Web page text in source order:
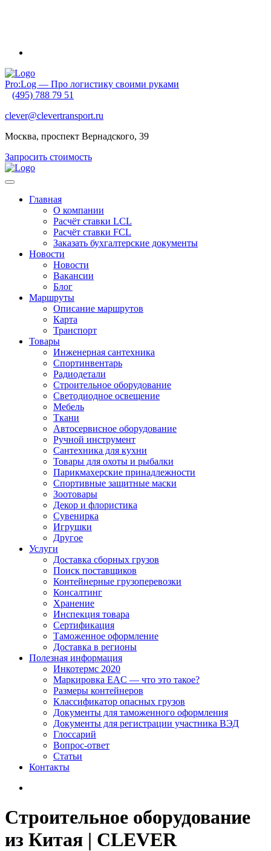
Pro:Log — Про логистику своими руками
(495) 788 79 51
clever@clevertransport.ru
Москва, проспект Вернадского, 39
Запросить стоимость
Главная
О компании
Расчёт ставки LCL
Расчёт ставки FСL
Заказать бухгалтерские документы
Новости
Новости
Вакансии
Блог
Маршруты
Описание маршрутов
Карта
Транспорт
Товары
Инженерная сантехника
Спортинвентарь
Радиодетали
Строительное оборудование
Светодиодное освещение
Мебель
Ткани
Автосервисное оборудование
Ручной инструмент
Сантехника для кухни
Товары для охоты и рыбалки
Парикмахерские принадлежности
Спортивные защитные маски
Зоотовары
Декор и флористика
Сувенирка
Игрушки
Другое
Услуги
Доставка сборных грузов
Поиск поставщиков
Контейнерные грузоперевозки
Консалтинг
Хранение
Инспекция товара
Сертификация
Таможенное оформление
Доставка в регионы
Полезная информация
Инкотермс 2020
Маркировка EAC — что это такое?
Размеры контейнеров
Классификатор опасных грузов
Документы для таможенного оформления
Документы для регистрации участника ВЭД
Глоссарий
Вопрос-ответ
Статьи
Контакты
Строительное оборудование
из Китая | CLEVER